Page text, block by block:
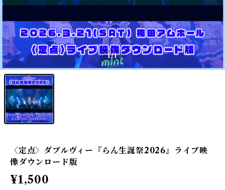
1/1
〈定点〉ダブルヴィー『らん生誕祭2026』ライブ映
像ダウンロード版
¥1,500